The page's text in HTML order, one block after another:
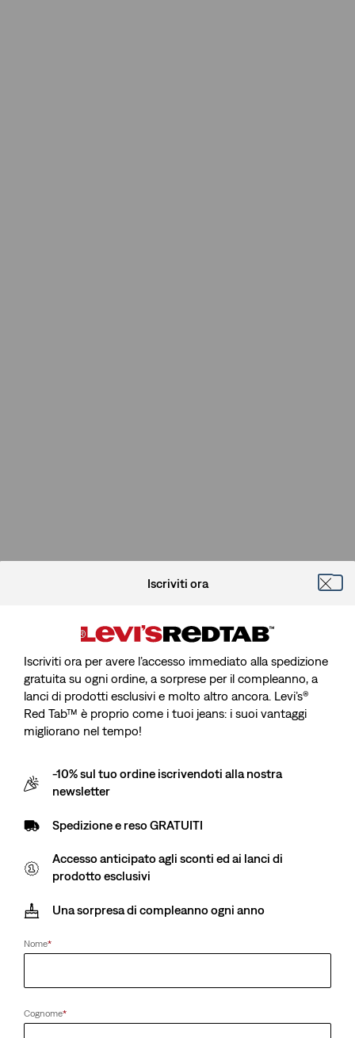
Iscriviti ora
Iscriviti ora per avere l’accesso immediato alla spedizione
gratuita su ogni ordine, a sorprese per il compleanno, a
lanci di prodotti esclusivi e molto altro ancora. Levi’s®
Red Tab™ è proprio come i tuoi jeans: i suoi vantaggi
migliorano nel tempo!
-10% sul tuo ordine iscrivendoti alla nostra
newsletter
Spedizione e reso GRATUITI
Accesso anticipato agli sconti ed ai lanci di
prodotto esclusivi
Una sorpresa di compleanno ogni anno
Nome*
Cognome*